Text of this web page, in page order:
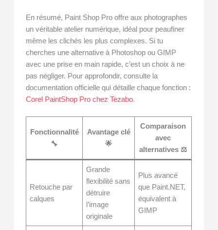
En résumé, Paint Shop Pro offre aux photographes
un véritable atelier numérique, idéal pour peaufiner
même les clichés les plus complexes. Si tu
cherches une alternative à Photoshop ou GIMP
avec une prise en main rapide, c’est un choix à ne
pas négliger. Pour approfondir, consulte la
documentation officielle qui détaille chaque fonction :
Corel PaintShop Pro chez Tezabo.
Fonctionnalité
🔧
Avantage clé
🌟
Comparaison
avec
alternatives ⚖️
Retouche par
calques
Grande
flexibilité sans
détruire
l’image
originale
Plus avancé
que Paint.NET,
équivalent à
GIMP